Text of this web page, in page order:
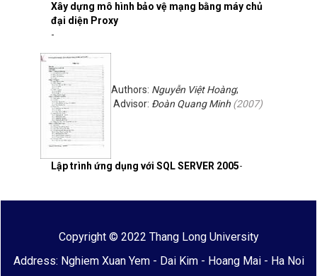
Xây dựng mô hình bảo vệ mạng bằng máy chủ
đại diện Proxy
-
Lập trình ứng dụng với SQL SERVER 2005
Authors: Nguyễn Việt Hoàng;
Advisor: Đoàn Quang Minh (2007)
-
Copyright © 2022 Thang Long University
Address: Nghiem Xuan Yem - Dai Kim - Hoang Mai - Ha Noi